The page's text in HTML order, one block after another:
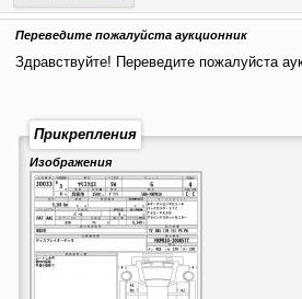
Переведите пожалуйста аукционник
Здравствуйте! Переведите пожалуйста
Прикрепления
Изображения